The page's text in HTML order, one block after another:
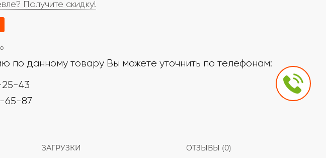
Получите скидку!
по данному товару Вы можете уточнить по телефонам:
25-43
65-87
ЗАГРУЗКИ ОТЗЫВЫ (0)